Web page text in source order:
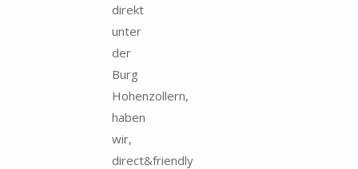
direkt
unter
der
Burg
Hohenzollern,
haben
wir,
direct&friendly